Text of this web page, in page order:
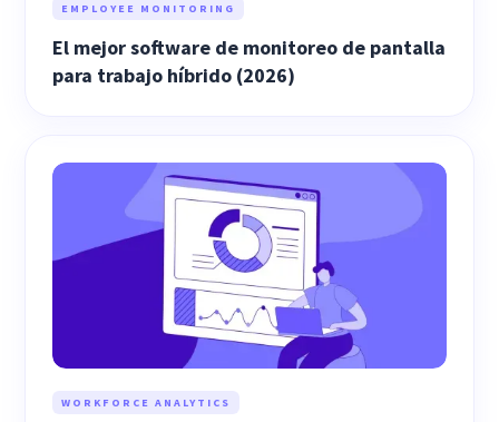
EMPLOYEE MONITORING
El mejor software de monitoreo de pantalla
para trabajo híbrido (2026)
WORKFORCE ANALYTICS